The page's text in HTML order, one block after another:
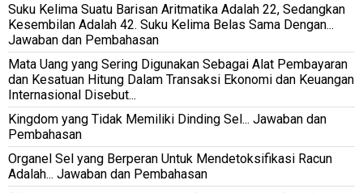
Suku Kelima Suatu Barisan Aritmatika Adalah 22, Sedangkan
Kesembilan Adalah 42. Suku Kelima Belas Sama Dengan...
Jawaban dan Pembahasan
Mata Uang yang Sering Digunakan Sebagai Alat Pembayaran
dan Kesatuan Hitung Dalam Transaksi Ekonomi dan Keuangan
Internasional Disebut...
Kingdom yang Tidak Memiliki Dinding Sel... Jawaban dan
Pembahasan
Organel Sel yang Berperan Untuk Mendetoksifikasi Racun
Adalah... Jawaban dan Pembahasan